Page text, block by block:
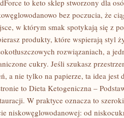
to keto sklep stworzony dla
bez poczucia, że
w którym smak spotykają się z
produkty, które wspierają styl
rozwiązaniach, a
cukry. Jeśli szukasz
a nie tylko na papierze, ta idea jest
to Dieta Ketogeniczna –
W praktyce oznacza to
niskowęglowodanowej: od